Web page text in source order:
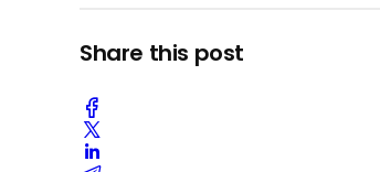
Share this post